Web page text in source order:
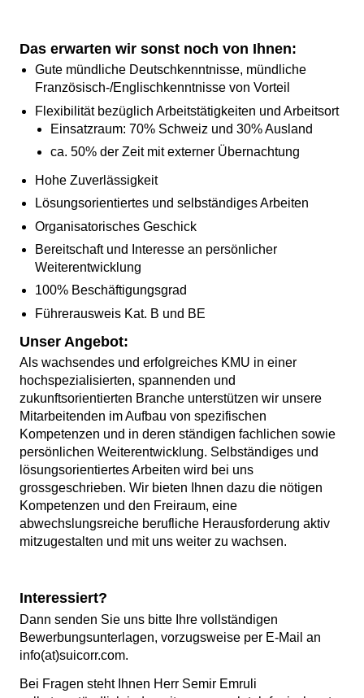
Das erwarten wir sonst noch von Ihnen:
Gute mündliche Deutschkenntnisse, mündliche
Französisch-/Englischkenntnisse von Vorteil
Flexibilität bezüglich Arbeitstätigkeiten und Arbeitsort
Einsatzraum: 70% Schweiz und 30% Ausland
ca. 50% der Zeit mit externer Übernachtung
Hohe Zuverlässigkeit
Lösungsorientiertes und selbständiges Arbeiten
Organisatorisches Geschick
Bereitschaft und Interesse an persönlicher
Weiterentwicklung
100% Beschäftigungsgrad
Führerausweis Kat. B und BE
Unser Angebot:
Als wachsendes und erfolgreiches KMU in einer
hochspezialisierten, spannenden und
zukunftsorientierten Branche unterstützen wir unsere
Mitarbeitenden im Aufbau von spezifischen
Kompetenzen und in deren ständigen fachlichen sowie
persönlichen Weiterentwicklung. Selbständiges und
lösungsorientiertes Arbeiten wird bei uns
grossgeschrieben. Wir bieten Ihnen dazu die nötigen
Kompetenzen und den Freiraum, eine
abwechslungsreiche berufliche Herausforderung aktiv
mitzugestalten und mit uns weiter zu wachsen.
Interessiert?
Dann senden Sie uns bitte Ihre vollständigen
Bewerbungsunterlagen, vorzugsweise per E-Mail an
info(at)suicorr.com.
Bei Fragen steht Ihnen Herr Semir Emruli